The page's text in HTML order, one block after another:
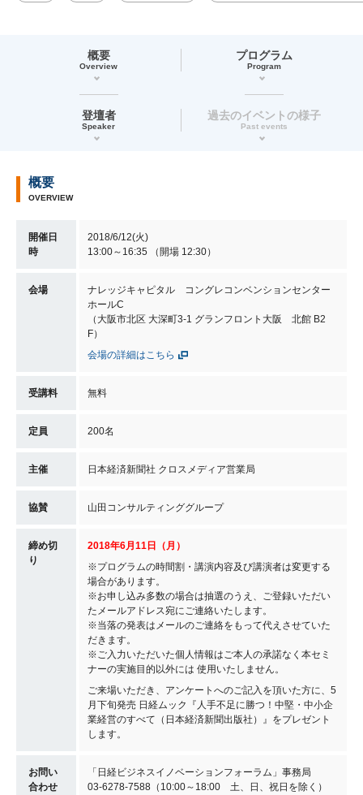
概要
Overview
プログラム
Program
登壇者
Speaker
過去のイベントの様子
Past events
概要
OVERVIEW
開催日
時
2018/6/12(火)
13:00～16:35 （開場 12:30）
会場
ナレッジキャピタル コングレコンベンションセンター
ホールC
（大阪市北区 大深町3-1 グランフロント大阪 北館 B2
F）
会場の詳細はこちら
受講料 無料
定員 200名
主催 日本経済新聞社 クロスメディア営業局
協賛 山田コンサルティンググループ
締め切
り
2018年6月11日（月）
※プログラムの時間割・講演内容及び講演者は変更する
場合があります。
※お申し込み多数の場合は抽選のうえ、ご登録いただい
たメールアドレス宛にご連絡いたします。
※当落の発表はメールのご連絡をもって代えさせていた
だきます。
※ご入力いただいた個人情報はご本人の承諾なく本セミ
ナーの実施目的以外には 使用いたしません。
ご来場いただき、アンケートへのご記入を頂いた方に、5
月下旬発売 日経ムック『人手不足に勝つ！中堅・中小企
業経営のすべて（日本経済新聞出版社）』をプレゼント
します。
お問い
合わせ
「日経ビジネスイノベーションフォーラム」事務局
03-6278-7588（10:00～18:00 土、日、祝日を除く）